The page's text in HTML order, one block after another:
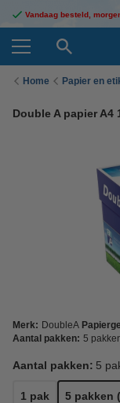
Vandaag besteld,
Home Papier en
Double A papier A4
Merk: DoubleA
Aantal pakken: 5
Aantal pakken: 5
1 pak 5 pakken